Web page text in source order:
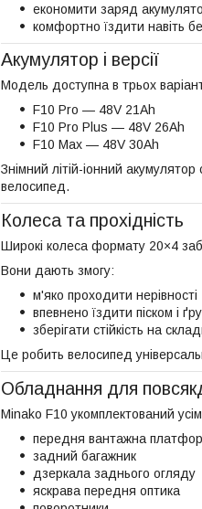
економити заряд
комфортно їздити навіть
Акумулятор і версії
Модель доступна в трьох
F10 Pro — 48V 21Ah
F10 Pro Plus — 48V 26Ah
F10 Max — 48V 30Ah
Знімний літій-іонний
велосипед.
Колеса та прохідність
Широкі колеса формату 20×4
Вони дають змогу:
м'яко проходити нерівності
впевнено їздити піском і
зберігати стійкість на
Це робить велосипед
Обладнання для
Minako F10 укомплектований
передня вантажна
задний багажник
дзеркала заднього огляду
яскрава передня оптика